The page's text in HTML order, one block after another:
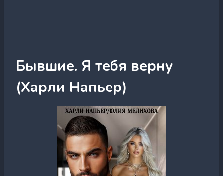
Бывшие. Я тебя верну
(Харли Напьер)